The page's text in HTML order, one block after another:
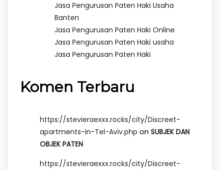
Jasa Pengurusan Paten Haki Usaha
Banten
Jasa Pengurusan Paten Haki Online
Jasa Pengurusan Paten Haki usaha
Jasa Pengurusan Paten Haki
Komen Terbaru
https://stevieraexxx.rocks/city/Discreet-
apartments-in-Tel-Aviv.php on SUBJEK DAN
OBJEK PATEN
https://stevieraexxx.rocks/city/Discreet-